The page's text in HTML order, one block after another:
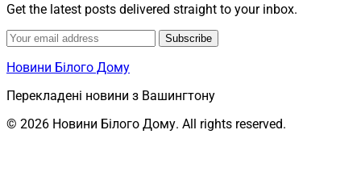
Get the latest posts delivered straight to your inbox.
Subscribe
Новини Білого Дому
Перекладені новини з Вашингтону
© 2026 Новини Білого Дому. All rights reserved.